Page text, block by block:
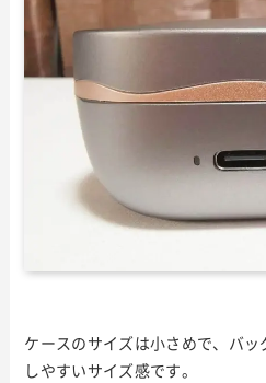
ケースのサイズは小さめで、バ
しやすいサイズ感です。